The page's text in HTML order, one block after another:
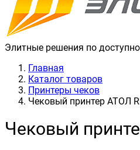
Элитные решения по
Главная
Каталог товаров
Принтеры чеков
Чековый принтер АТОЛ
Чековый